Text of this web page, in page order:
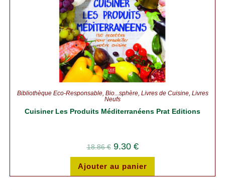
Bibliothèque Éco-Responsable, Bio...sphère, Livres de Cuisine, Livres
Neufs
Cuisiner Les Produits Méditerranéens Prat Editions
18.86€ 9.30 €
Ajouter au panier